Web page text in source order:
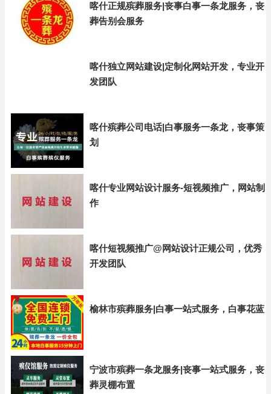
喀什正规殡葬服务|丧事白事一条龙服务，丧
葬告别会服务
喀什独立网站建设|定制化网站开发，专业开
发团队
喀什殡葬公司电话|白事服务一条龙，丧事策
划
喀什专业网站设计服务-短视频推广，网站制
作
喀什短视频推广@网站设计正规公司，优秀
开发团队
榆林市殡葬服务|白事一站式服务，白事花蓝
宁波市殡葬一条龙服务|丧事一站式服务，丧
葬灵棚布置